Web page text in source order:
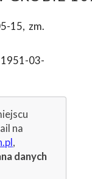
15, zm.
1951-03-
na
,
danych